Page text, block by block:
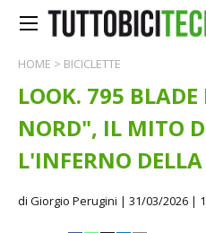
HOME > BICICLETTE
LOOK. 795 BLADE
NORD", IL MITO
L'INFERNO
di Giorgio Perugini | 31/03/2026 |